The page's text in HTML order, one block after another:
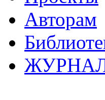
Авторам